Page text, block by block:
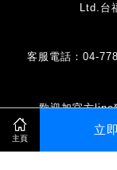
主頁
立
Ltd.台
客服電話：04-
歡迎加官方line